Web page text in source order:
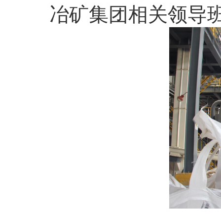
冶矿集团相关领导